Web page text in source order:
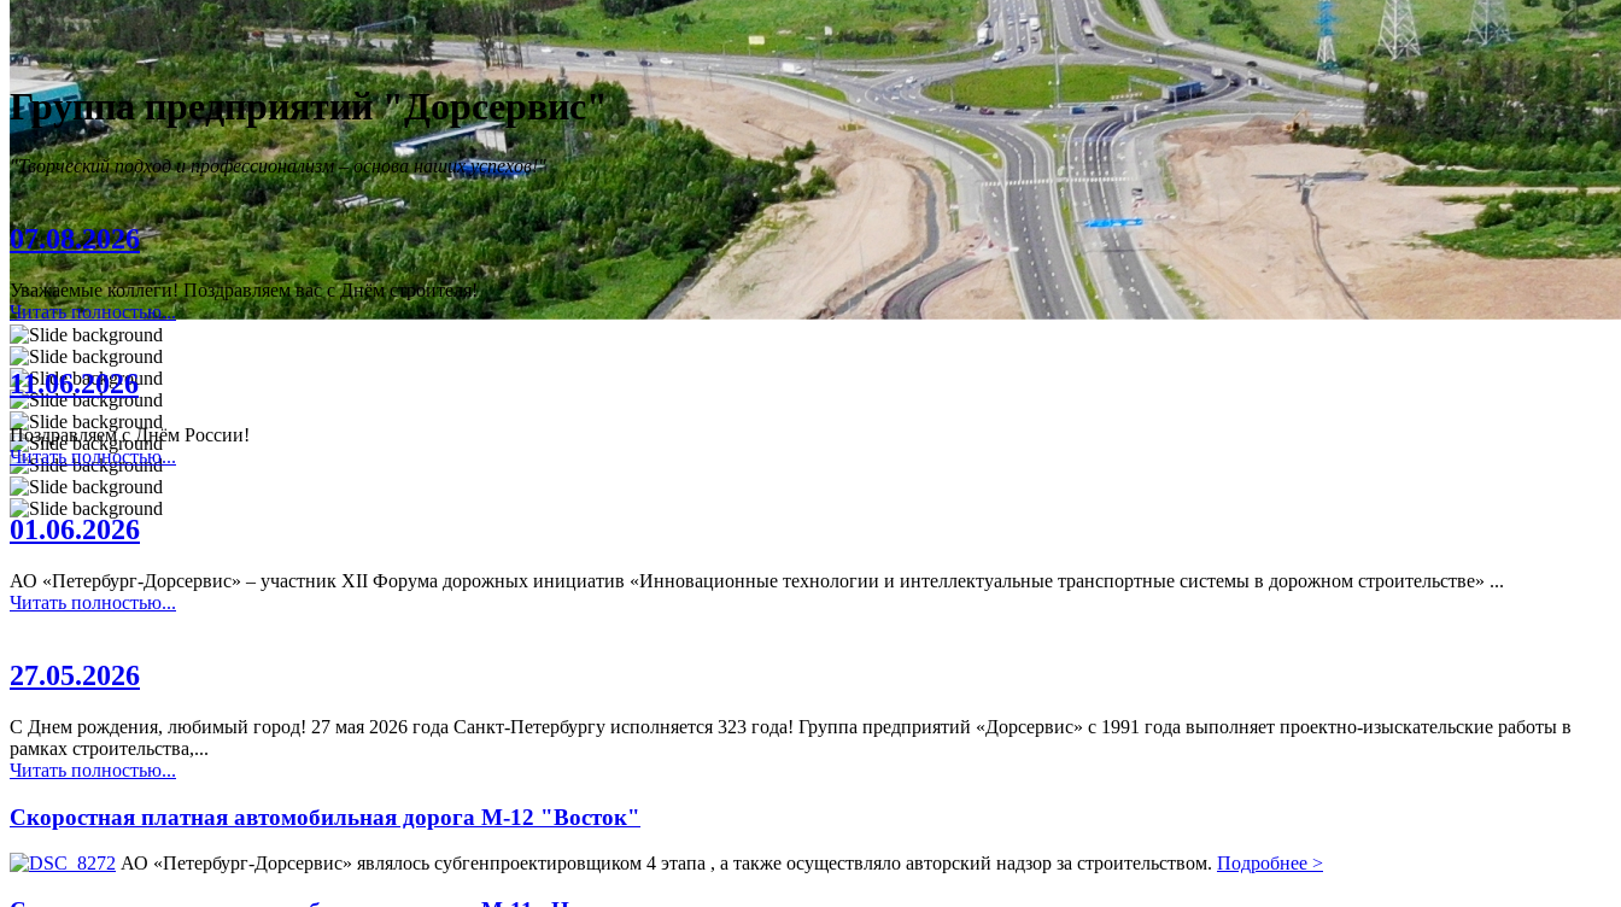
Группа предприятий "Дорсервис"
"Творческий подход и профессионализм – основа наших успехов!"
07.08.2026
Уважаемые коллеги! Поздравляем вас с Днём строителя!
Читать полностью...
11.06.2026
Поздравляем с Днём России!
Читать полностью...
01.06.2026
АО «Петербург-Дорсервис» – участник XII Форума дорожных инициатив «Инновационные технологии и интеллектуальные транспортные системы в дорожном строительстве» ...
Читать полностью...
27.05.2026
С Днем рождения, любимый город! 27 мая 2026 года Санкт-Петербургу исполняется 323 года! Группа предприятий «Дорсервис» с 1991 года выполняет проектно-изыскательские работы в
рамках строительства,...
Читать полностью...
Скоростная платная автомобильная дорога М-12 "Восток"
АО «Петербург-Дорсервис» являлось субгенпроектировщиком 4 этапа , а также осуществляло авторский надзор за строительством. Подробнее >